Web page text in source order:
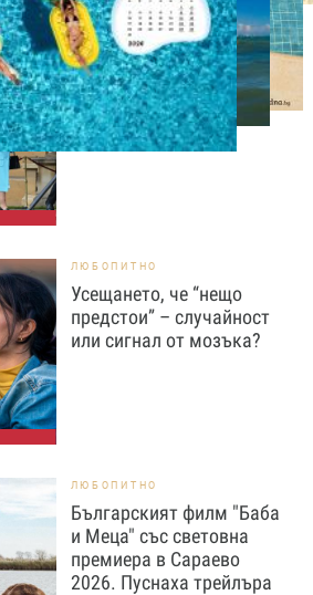
СВОБОДНО ВРЕМЕ
Ново бебе в кралското
семейство
ЛЮБОПИТНО
Усещането, че “нещо
предстои” – случайност
или сигнал от мозъка?
ЛЮБОПИТНО
Българският филм "Баба
и Меца" със световна
премиера в Сараево
2026. Пуснаха трейлъра